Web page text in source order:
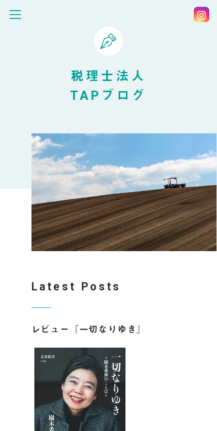
税理士法人
TAPブログ
Latest Posts
レビュー『一切なりゆき』